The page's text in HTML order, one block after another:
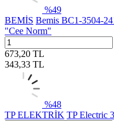
%49
BEMİS Bemis BC1-3504-
"Cee Norm"
673,20 TL
343,33 TL
%48
TP ELEKTRİK TP Electric